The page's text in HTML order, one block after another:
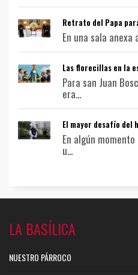
Retrato del Papa
En una sala anexa
Las florecillas en la
Para san Juan
era...
El mayor desafío del
En algún
u...
LA BASÍLICA
NUESTRO PÁRROCO